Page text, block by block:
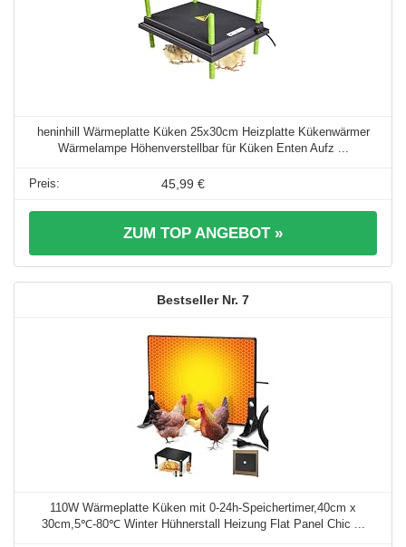
heninhill Wärmeplatte Küken 25x30cm Heizplatte Kükenwärmer
Wärmelampe Höhenverstellbar für Küken Enten Aufz ...
45,99 €
ZUM TOP ANGEBOT »
7
110W Wärmeplatte Küken mit 0-24h-Speichertimer,40cm x
30cm,5℃-80℃ Winter Hühnerstall Heizung Flat Panel Chic ...